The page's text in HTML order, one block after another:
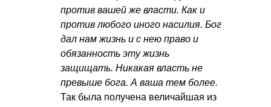
против вашей же власти. Как и
против любого иного насилия. Бог
дал нам жизнь и с нею право и
обязанность эту жизнь
защищать. Никакая власть не
превыше бога. А ваша тем более.
Так была получена величайшая из